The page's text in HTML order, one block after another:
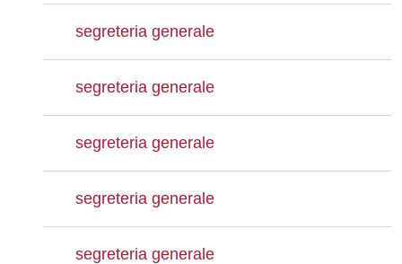
segreteria generale
segreteria generale
segreteria generale
segreteria generale
segreteria generale